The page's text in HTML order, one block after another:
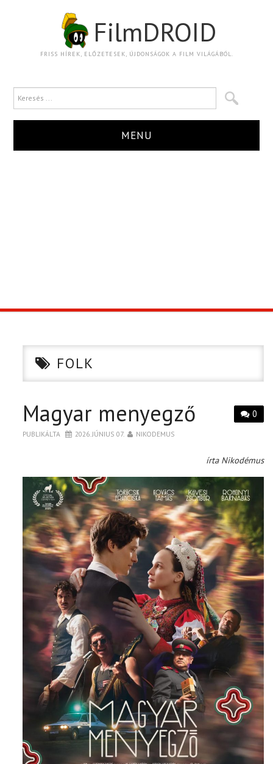
FilmDROID
FRISS HÍREK, ELŐZETESEK, ÚJDONSÁGOK A FILM VILÁGÁBÓL.
MENU
CIKK
PÓLÓ RENDELÉS
FOLK
0
Magyar menyegző
PUBLIKÁLTA 2026. JÚNIUS 07. NIKODEMUS
írta Nikodémus